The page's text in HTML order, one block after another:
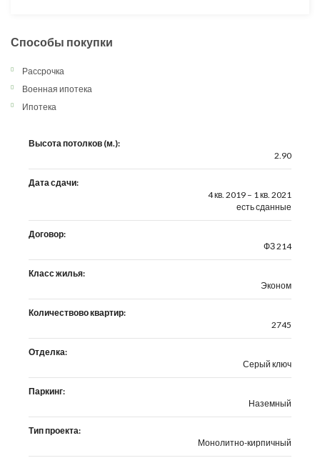
Способы покупки
Рассрочка
Военная ипотека
Ипотека
Высота потолков (м.):
2.90
Дата сдачи:
4 кв. 2019 – 1 кв. 2021
есть сданные
Договор:
ФЗ 214
Класс жилья:
Эконом
Количествово квартир:
2745
Отделка:
Серый ключ
Паркинг:
Наземный
Тип проекта:
Монолитно-кирпичный